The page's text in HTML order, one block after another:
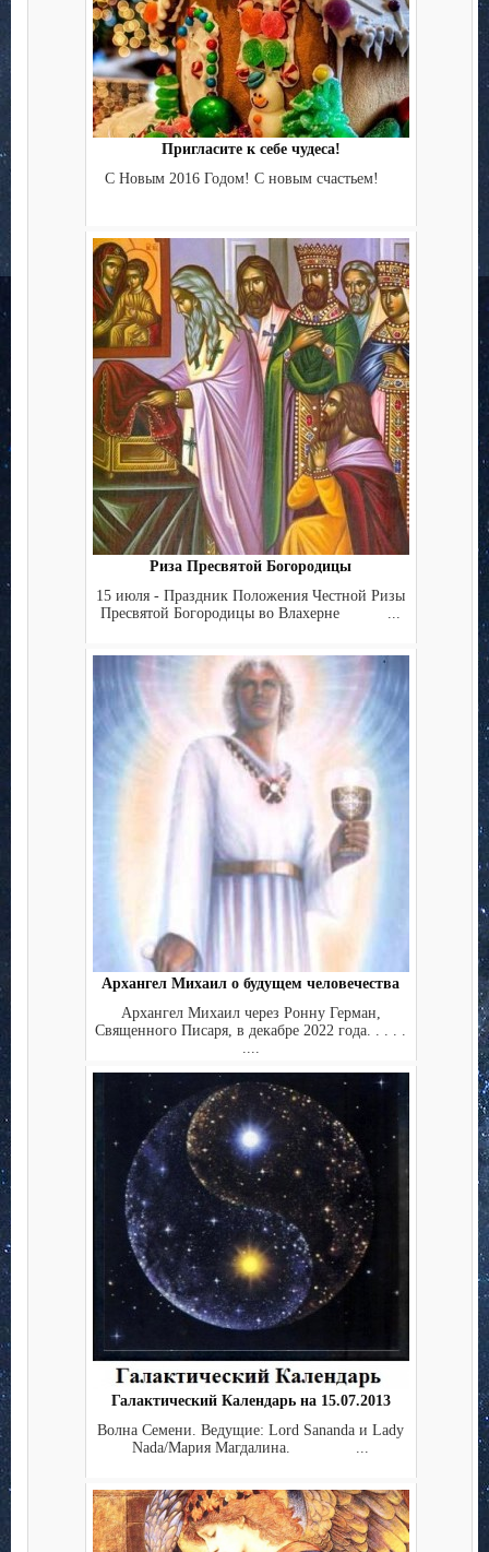
Пригласите к себе чудеса!
С Новым 2016 Годом! С новым счастьем!
Риза Пресвятой Богородицы
15 июля - Праздник Положения Честной Ризы
Пресвятой Богородицы во Влахерне ...
Архангел Михаил о будущем человечества
Архангел Михаил через Ронну Герман,
Священного Писаря, в декабре 2022 года. . . . .
Галактический Календарь на 15.07.2013
Волна Семени. Ведущие: Lord Sananda и Lady
Nada/Мария Магдалина. ...